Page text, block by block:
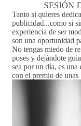
SESIÓN
Tanto si quieres
publicidad...como si
experiencia de ser
son una oportunidad
No tengas miedo de
poses y dejándote
sea por un día, es
con el premio de unas